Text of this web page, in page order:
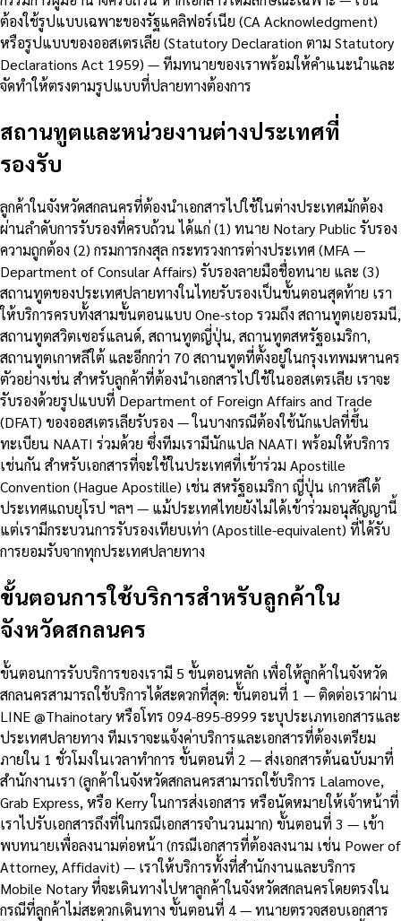
ต้องใช้รูปแบบเฉพาะของรัฐแคลิฟอร์เนีย (CA Acknowledgment)
หรือรูปแบบของออสเตรเลีย (Statutory Declaration ตาม Statutory
Declarations Act 1959) — ทีมทนายของเราพร้อมให้คำแนะนำและ
จัดทำให้ตรงตามรูปแบบที่ปลายทางต้องการ
สถานทูตและหน่วยงานต่างประเทศที่
รองรับ
ลูกค้าในจังหวัดสกลนครที่ต้องนำเอกสารไปใช้ในต่างประเทศมักต้อง
ผ่านลำดับการรับรองที่ครบถ้วน ได้แก่ (1) ทนาย Notary Public รับรอง
ความถูกต้อง (2) กรมการกงสุล กระทรวงการต่างประเทศ (MFA —
Department of Consular Affairs) รับรองลายมือชื่อทนาย และ (3)
สถานทูตของประเทศปลายทางในไทยรับรองเป็นขั้นตอนสุดท้าย เรา
ให้บริการครบทั้งสามขั้นตอนแบบ One-stop รวมถึง สถานทูตเยอรมนี,
สถานทูตสวิตเซอร์แลนด์, สถานทูตญี่ปุ่น, สถานทูตสหรัฐอเมริกา,
สถานทูตเกาหลีใต้ และอีกกว่า 70 สถานทูตที่ตั้งอยู่ในกรุงเทพมหานคร
ตัวอย่างเช่น สำหรับลูกค้าที่ต้องนำเอกสารไปใช้ในออสเตรเลีย เราจะ
รับรองด้วยรูปแบบที่ Department of Foreign Affairs and Trade
(DFAT) ของออสเตรเลียรับรอง — ในบางกรณีต้องใช้นักแปลที่ขึ้น
ทะเบียน NAATI ร่วมด้วย ซึ่งทีมเรามีนักแปล NAATI พร้อมให้บริการ
เช่นกัน สำหรับเอกสารที่จะใช้ในประเทศที่เข้าร่วม Apostille
Convention (Hague Apostille) เช่น สหรัฐอเมริกา ญี่ปุ่น เกาหลีใต้
ประเทศแถบยุโรป ฯลฯ — แม้ประเทศไทยยังไม่ได้เข้าร่วมอนุสัญญานี้
แต่เรามีกระบวนการรับรองเทียบเท่า (Apostille-equivalent) ที่ได้รับ
การยอมรับจากทุกประเทศปลายทาง
ขั้นตอนการใช้บริการสำหรับลูกค้าใน
จังหวัดสกลนคร
ขั้นตอนการรับบริการของเรามี 5 ขั้นตอนหลัก เพื่อให้ลูกค้าในจังหวัด
สกลนครสามารถใช้บริการได้สะดวกที่สุด: ขั้นตอนที่ 1 — ติดต่อเราผ่าน
LINE @Thainotary หรือโทร 094-895-8999 ระบุประเภทเอกสารและ
ประเทศปลายทาง ทีมเราจะแจ้งค่าบริการและเอกสารที่ต้องเตรียม
ภายใน 1 ชั่วโมงในเวลาทำการ ขั้นตอนที่ 2 — ส่งเอกสารต้นฉบับมาที่
สำนักงานเรา (ลูกค้าในจังหวัดสกลนครสามารถใช้บริการ Lalamove,
Grab Express, หรือ Kerry ในการส่งเอกสาร หรือนัดหมายให้เจ้าหน้าที่
เราไปรับเอกสารถึงที่ในกรณีเอกสารจำนวนมาก) ขั้นตอนที่ 3 — เข้า
พบทนายเพื่อลงนามต่อหน้า (กรณีเอกสารที่ต้องลงนาม เช่น Power of
Attorney, Affidavit) — เราให้บริการทั้งที่สำนักงานและบริการ
Mobile Notary ที่จะเดินทางไปหาลูกค้าในจังหวัดสกลนครโดยตรงใน
กรณีที่ลูกค้าไม่สะดวกเดินทาง ขั้นตอนที่ 4 — ทนายตรวจสอบเอกสาร